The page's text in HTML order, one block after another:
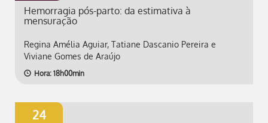
Hemorragia pós-parto: da estimativa à
mensuração
Regina Amélia Aguiar, Tatiane Dascanio Pereira e
Viviane Gomes de Araújo
Hora: 18h00min
24